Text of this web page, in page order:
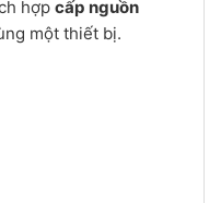
hợp cấp nguồn
một thiết bị.